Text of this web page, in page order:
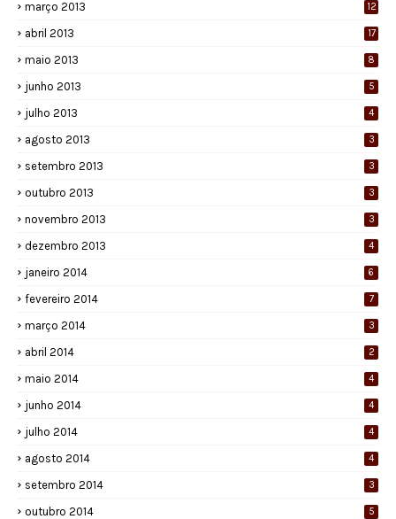
março 2013 12
abril 2013 17
maio 2013 8
junho 2013 5
julho 2013 4
agosto 2013 3
setembro 2013 3
outubro 2013 3
novembro 2013 3
dezembro 2013 4
janeiro 2014 6
fevereiro 2014 7
março 2014 3
abril 2014 2
maio 2014 4
junho 2014 4
julho 2014 4
agosto 2014 4
setembro 2014 3
outubro 2014 5